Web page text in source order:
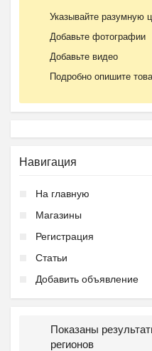
Указывайте разумную
Добавьте фотографии
Добавьте видео
Подробно опишите
Навигация
На главную
Магазины
Регистрация
Статьи
Добавить объявление
Показаны
регионов